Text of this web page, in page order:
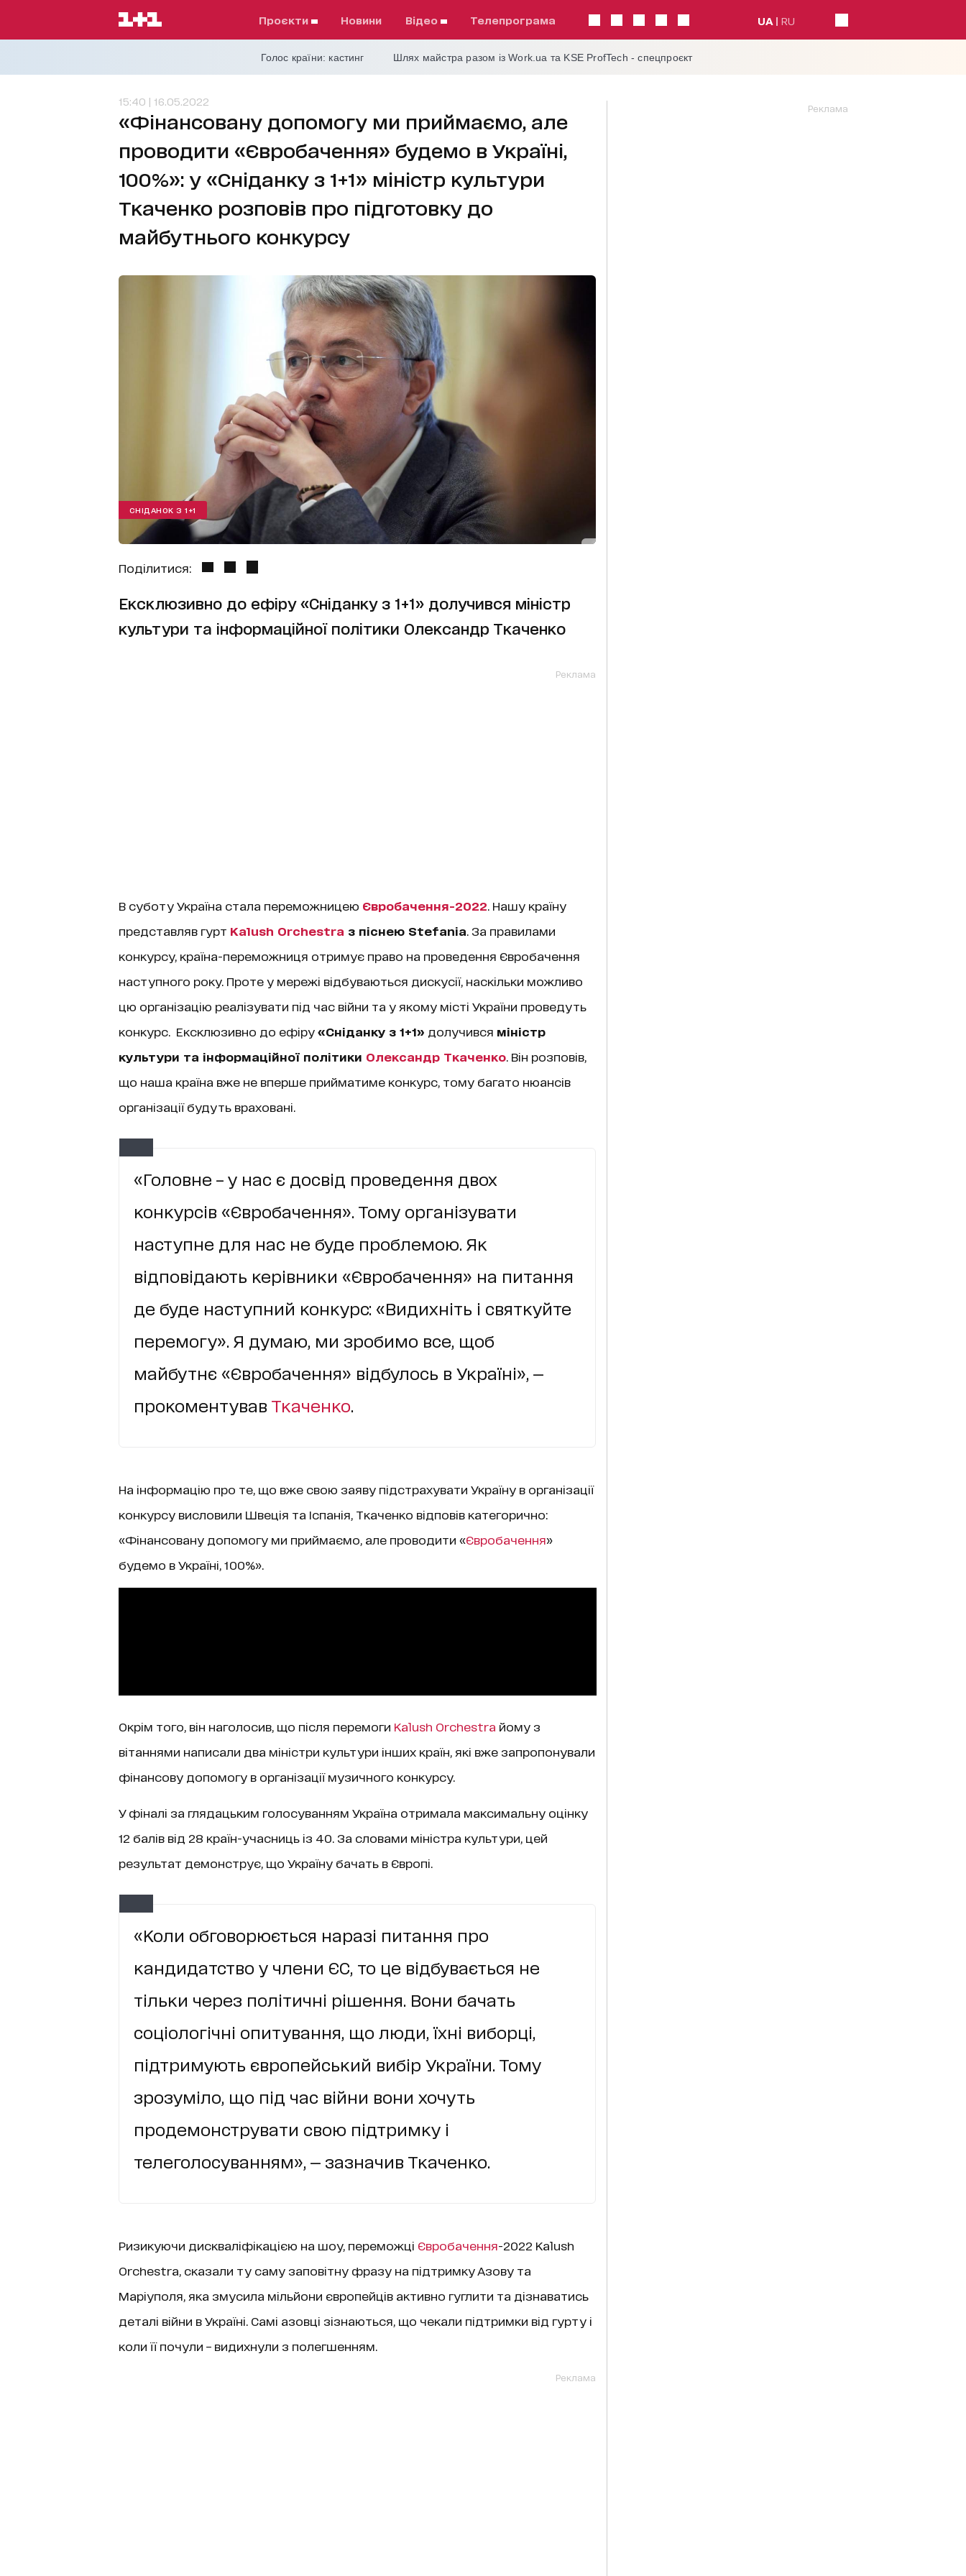
проєкти Новини відео телепрограма UA RU
Голос країни: кастинг Шлях майстра разом із Work.ua та KSE ProfTech - спецпроєкт
15:40 | 16.05.2022
«Фінансовану допомогу ми приймаємо, але
проводити «Євробачення» будемо в Україні,
100%»: у «Сніданку з 1+1» міністр культури
Ткаченко розповів про підготовку до
майбутнього конкурсу
СНІДАНОК З 1+1
Поділитися:
Ексклюзивно до ефіру «Сніданку з 1+1» долучився міністр
культури та інформаційної політики Олександр Ткаченко
Реклама
В суботу Україна стала переможницею Євробачення-2022 . Нашу країну
представляв гурт Kalush Orchestra з піснею Stefania . За правилами
конкурсу, країна-переможниця отримує право на проведення Євробачення
наступного року. Проте у мережі відбуваються дискусії, наскільки можливо
цю організацію реалізувати під час війни та у якому місті України проведуть
конкурс. Ексклюзивно до ефіру «Сніданку з 1+1» долучився міністр
культури та інформаційної політики Олександр Ткаченко. Він розповів,
що наша країна вже не вперше прийматиме конкурс, тому багато нюансів
організації будуть враховані.
«Головне – у нас є досвід проведення двох
конкурсів «Євробачення». Тому організувати
наступне для нас не буде проблемою. Як
відповідають керівники «Євробачення» на питання
де буде наступний конкурс: «Видихніть і святкуйте
перемогу». Я думаю, ми зробимо все, щоб
майбутнє «Євробачення» відбулось в Україні», —
прокоментував Ткаченко
На інформацію про те, що вже свою заяву підстрахувати Україну в організації
конкурсу висловили Швеція та Іспанія, Ткаченко відповів категорично:
«Фінансовану допомогу ми приймаємо, але проводити «Євробачення»
будемо в Україні, 100%».
Окрім того, він наголосив, що після перемоги Kalush Orchestra йому з
вітаннями написали два міністри культури інших країн, які вже запропонували
фінансову допомогу в організації музичного конкурсу.
У фіналі за глядацьким голосуванням Україна отримала максимальну оцінку
12 балів від 28 країн-учасниць із 40. За словами міністра культури, цей
результат демонструє, що Україну бачать в Європі.
«Коли обговорюється наразі питання про
кандидатство у члени ЄС, то це відбувається не
тільки через політичні рішення. Вони бачать
соціологічні опитування, що люди, їхні виборці,
підтримують європейський вибір України. Тому
зрозуміло, що під час війни вони хочуть
продемонструвати свою підтримку і
телеголосуванням», — зазначив Ткаченко.
Ризикуючи дискваліфікацією на шоу, переможці Євробачення-2022 Kalush
Orchestra, сказали ту саму заповітну фразу на підтримку Азову та
Маріуполя, яка змусила мільйони європейців активно гуглити та дізнаватись
деталі війни в Україні. Самі азовці зізнаються, що чекали підтримки від гурту і
коли її почули – видихнули з полегшенням.
Реклама
Реклама